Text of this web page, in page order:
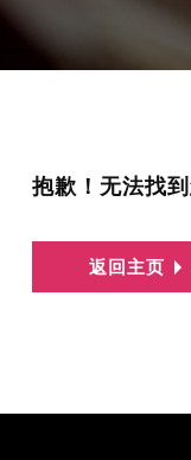
抱歉！无法找
返回主页